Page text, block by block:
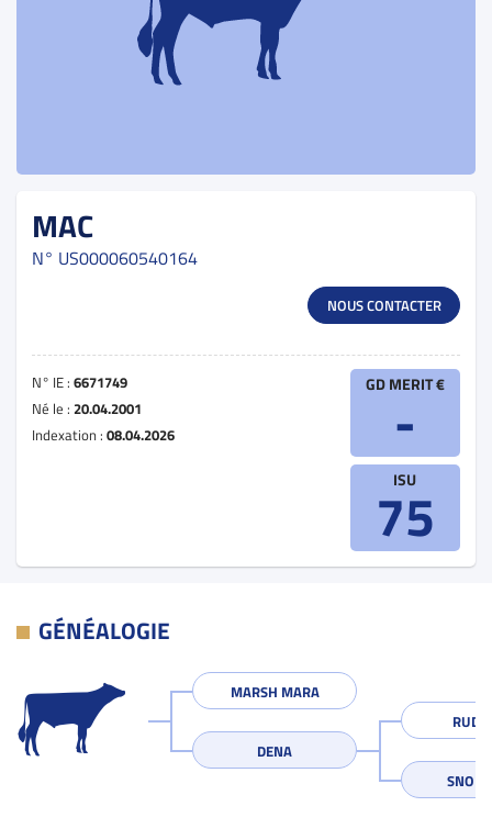
MAC
N° US000060540164
NOUS CONTACTER
N° IE : 6671749
Né le : 20.04.2001
Indexation : 08.04.2026
GD MERIT €
-
ISU
75
GÉNÉALOGIE
MARSH MARA
DENA
SNO